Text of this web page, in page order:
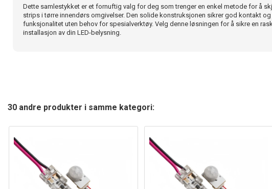
Dette samlestykket er et fornuftig valg for deg som trenger en enkel metode for å
strips i tørre innendørs omgivelser. Den solide konstruksjonen sikrer god kontakt og
funksjonalitet uten behov for spesialverktøy. Velg denne løsningen for å sikre en
installasjon av din LED-belysning.
30 andre produkter i samme kategori: